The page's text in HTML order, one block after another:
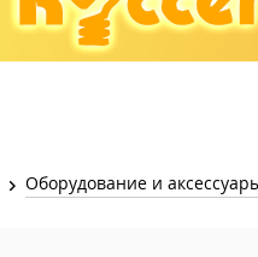
Лампы
Оборудование и